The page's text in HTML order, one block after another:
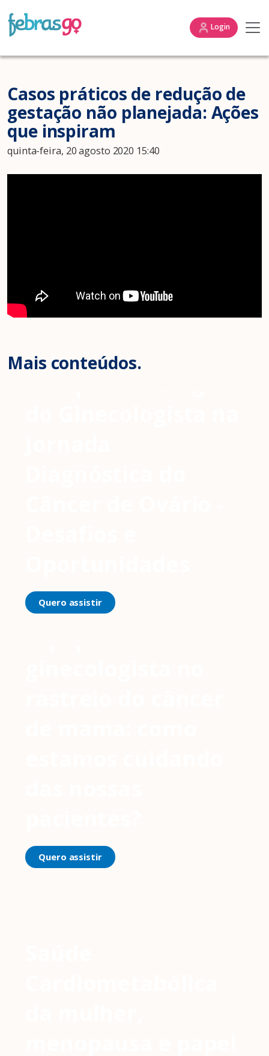
Login
Casos práticos de redução de
gestação não planejada: Ações
que inspiram
quinta-feira, 20 agosto 2020 15:40
Mais conteúdos.
Quero assistir
Quero assistir